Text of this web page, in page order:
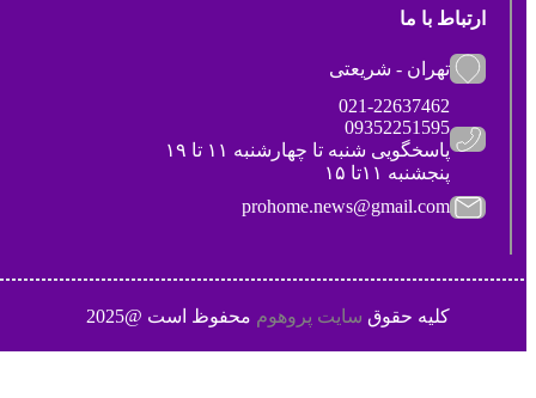
ارتباط با ما
تهران - شریعتی
021-22637462
09352251595
پاسخگویی شنبه تا چهارشنبه ۱۱ تا ۱۹
پنجشنبه ۱۱تا ۱۵
prohome.news@gmail.com
کلیه حقوقسایت پروهوممحفوظ است @2025